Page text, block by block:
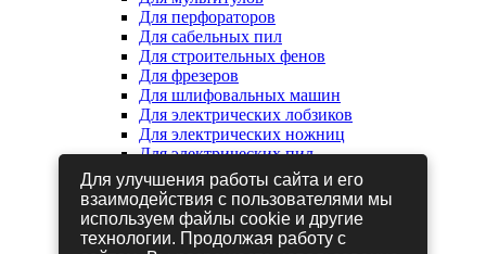
Для перфораторов
Для сабельных пил
Для строительных фенов
Для фрезеров
Для шлифовальных машин
Для электрических лобзиков
Для электрических ножниц
Для электрических пил
Для электрических рубанков
Пневмоинструмент
Гайковерты пневматические
Для улучшения работы сайта и его
взаимодействия с пользователями мы
используем файлы cookie и другие
технологии. Продолжая работу с